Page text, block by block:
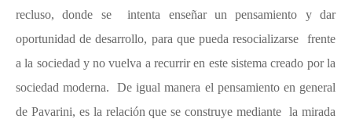
recluso, donde se intenta enseñar un pensamiento y dar
oportunidad de desarrollo, para que pueda resocializarse frente
a la sociedad y no vuelva a recurrir en este sistema creado por la
sociedad moderna. De igual manera el pensamiento en general
de Pavarini, es la relación que se construye mediante la mirada